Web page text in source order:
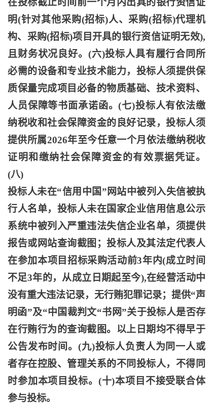
在投标截止时间前一个月内出具的银行资信证
明(针对其他采购(招标)人、采购(招标)代理机
构、采购(招标)项目开具的银行资信证明无效),
且财务状况良好。(六)投标人具有履行合同所
必需的设备和专业技术能力，投标人须提供保
质保量完成项目必备的物质基础、技术资料、
人员保障等书面承诺函。(七)投标人有依法缴
纳税收和社会保障资金的良好记录，投标人须
提供所属2026年至今任意一个月依法缴纳税收
证明和缴纳社会保障资金的有效票据凭证。
(八)
投标人未在“信用中国”网站中被列入失信被执
行人名单，投标人未在国家企业信用信息公示
系统中被列入严重违法失信企业名单，须提供
报告或网站查询截图；投标人及其法定代表人
在参加本项目招标采购活动前3年内(成立时间
不足3年的，从成立日期起至今),在经营活动中
没有重大违法记录，无行贿犯罪记录；提供“声
明函”及“中国裁判文“书网”关于投标人是否存
在行贿行为的查询截图。以上日期均不得早于
公告发布时间。(九)投标人负责人为同一人或
者存在控股、管理关系的不同投标人，不得同
时参加本项目投标。(十)本项目不接受联合体
参与投标。